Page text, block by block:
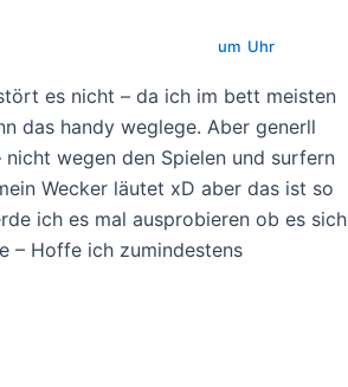
um Uhr
es nicht – da ich im bett meisten
das handy weglege. Aber generll
wegen den Spielen und surfern
Wecker läutet xD aber das ist so
ich es mal ausprobieren ob es sich
– Hoffe ich zumindestens